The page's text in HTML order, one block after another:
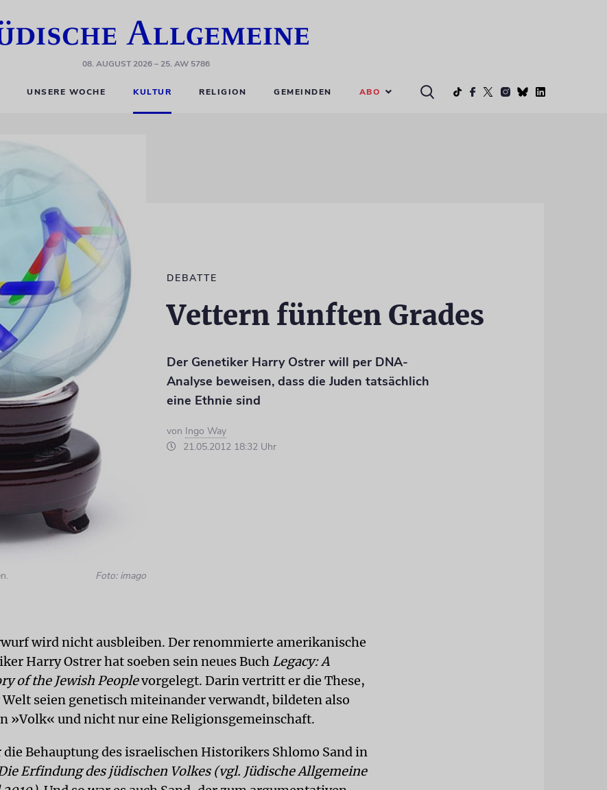
08. AUGUST 2026– 25. AW 5786
UNSERE WOCHE KULTUR RELIGION GEMEINDEN ABO
Foto: imago
DEBATTE
Vettern fünften Grades
Der Genetiker Harry Ostrer will per DNA-
Analyse beweisen, dass die Juden tatsächlich
eine Ethnie sind
von Ingo Way
21.05.2012 18:32 Uhr
wird nicht ausbleiben. Der renommierte amerikanische
Harry Ostrer hat soeben sein neues Buch Legacy: A
of the Jewish Peoplevorgelegt. Darin vertritt er die These,
Welt seien genetisch miteinander verwandt, bildeten also
»Volk« und nicht nur eine Religionsgemeinschaft.
die Behauptung des israelischen Historikers Shlomo Sand in
Erfindung des jüdischen Volkes (vgl. Jüdische Allgemeine